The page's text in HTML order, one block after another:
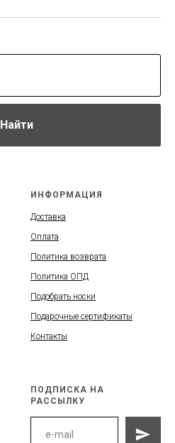
Найти
ИНФОРМАЦИЯ
Доставка
Оплата
Политика возврата
Политика ОПД
Подобрать носки
Подарочные сертификаты
Контакты
ПОДПИСКА НА
РАССЫЛКУ